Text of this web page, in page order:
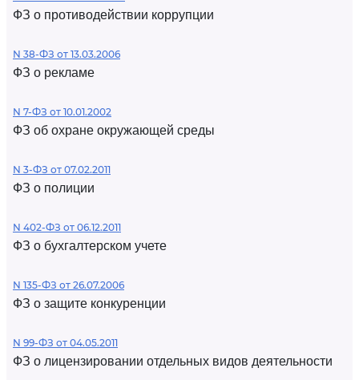
ФЗ о противодействии коррупции
N 38-ФЗ от 13.03.2006
ФЗ о рекламе
N 7-ФЗ от 10.01.2002
ФЗ об охране окружающей среды
N 3-ФЗ от 07.02.2011
ФЗ о полиции
N 402-ФЗ от 06.12.2011
ФЗ о бухгалтерском учете
N 135-ФЗ от 26.07.2006
ФЗ о защите конкуренции
N 99-ФЗ от 04.05.2011
ФЗ о лицензировании отдельных видов деятельности